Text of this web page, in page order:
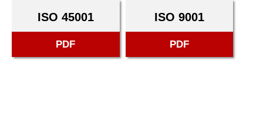
ISO 45001
PDF
ISO 9001
PDF